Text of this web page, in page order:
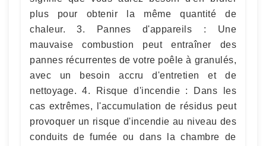
plus pour obtenir la même quantité de
chaleur. 3. Pannes d'appareils : Une
mauvaise combustion peut entraîner des
pannes récurrentes de votre poêle à granulés,
avec un besoin accru d'entretien et de
nettoyage. 4. Risque d'incendie : Dans les
cas extrêmes, l'accumulation de résidus peut
provoquer un risque d'incendie au niveau des
conduits de fumée ou dans la chambre de